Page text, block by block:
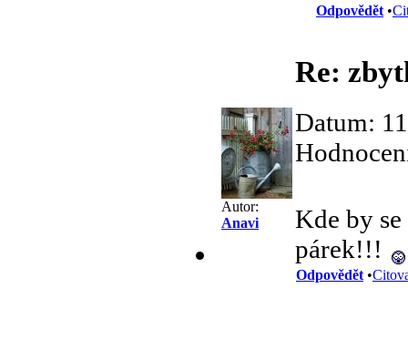
Odpovědět •
Autor:
Anavi
Re:
Datum:
Kde by
párek!!!
Odpovědět •